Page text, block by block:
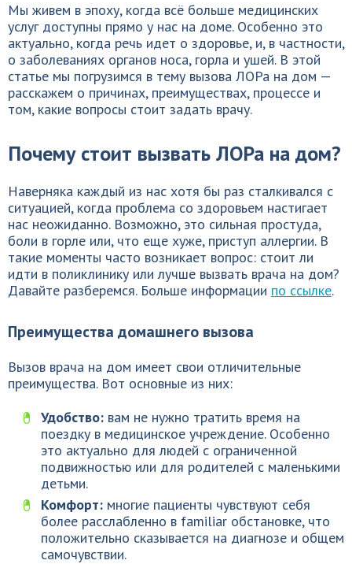
Мы живем в эпоху, когда всё больше медицинских
услуг доступны прямо у нас на доме. Особенно это
актуально, когда речь идет о здоровье, и, в частности,
о заболеваниях органов носа, горла и ушей. В этой
статье мы погрузимся в тему вызова ЛОРа на дом —
расскажем о причинах, преимуществах, процессе и
том, какие вопросы стоит задать врачу.
Почему стоит вызвать ЛОРа на дом?
Наверняка каждый из нас хотя бы раз сталкивался с
ситуацией, когда проблема со здоровьем настигает
нас неожиданно. Возможно, это сильная простуда,
боли в горле или, что еще хуже, приступ аллергии. В
такие моменты часто возникает вопрос: стоит ли
идти в поликлинику или лучше вызвать врача на дом?
Давайте разберемся. Больше информации по ссылке.
Преимущества домашнего вызова
Вызов врача на дом имеет свои отличительные
преимущества. Вот основные из них:
Удобство: вам не нужно тратить время на
поездку в медицинское учреждение. Особенно
это актуально для людей с ограниченной
подвижностью или для родителей с маленькими
детьми.
Комфорт: многие пациенты чувствуют себя
более расслабленно в familiar обстановке, что
положительно сказывается на диагнозе и общем
самочувствии.